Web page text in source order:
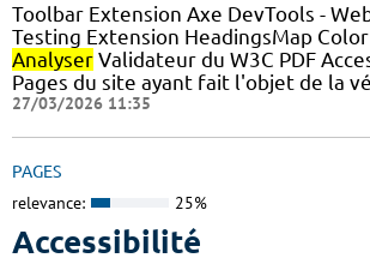
Toolbar Extension Axe DevTools -
Testing Extension HeadingsMap
Analyser Validateur du W3C PDF
Pages du site ayant fait l'objet de la
27/03/2026 11:35
PAGES
relevance: 25%
Accessibilité